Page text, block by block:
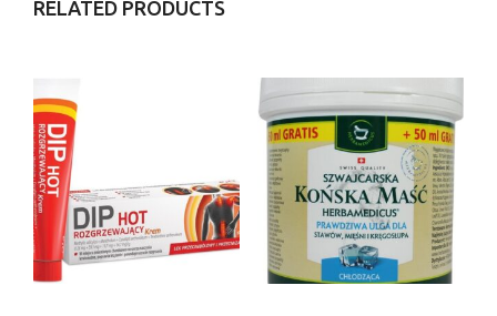
RELATED PRODUCTS